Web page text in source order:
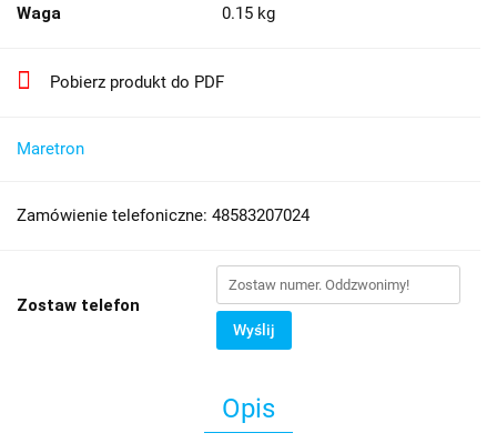
Waga 0.15 kg
Pobierz produkt do PDF
Maretron
Zamówienie telefoniczne: 48583207024
Zostaw telefon
Wyślij
Opis